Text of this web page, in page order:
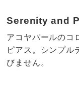
Serenity and
アコヤパールのコ
ピアス。シンプル
びません。